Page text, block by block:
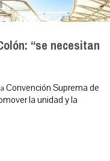
“se necesitan
Convención Suprema de
la unidad y la